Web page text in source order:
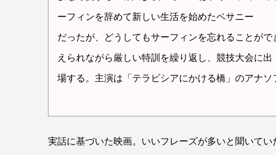
ーフィンを辞めて新しい生活を始めたベサニー
だったが、どうしてもサーフィンを忘れることが
えられながら厳しい特訓を繰り返し、競技大会に出
場する。主演は「テラビシアにかける橋」のアナソ
実話に基づいた映画。いいフレーズが多いと聞いてい